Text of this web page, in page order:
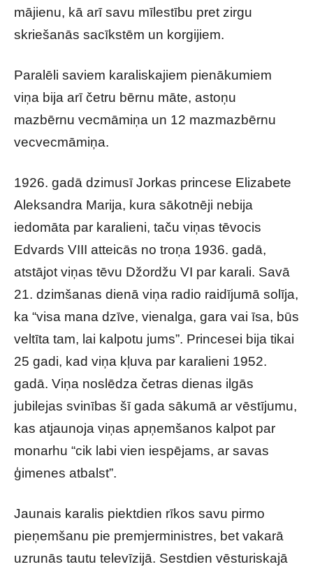
mājienu, kā arī savu mīlestību pret zirgu
skriešanās sacīkstēm un korgijiem.
Paralēli saviem karaliskajiem pienākumiem
viņa bija arī četru bērnu māte, astoņu
mazbērnu vecmāmiņa un 12 mazmazbērnu
vecvecmāmiņa.
1926. gadā dzimusī Jorkas princese Elizabete
Aleksandra Marija, kura sākotnēji nebija
iedomāta par karalieni, taču viņas tēvocis
Edvards VIII atteicās no troņa 1936. gadā,
atstājot viņas tēvu Džordžu VI par karali. Savā
21. dzimšanas dienā viņa radio raidījumā solīja,
ka “visa mana dzīve, vienalga, gara vai īsa, būs
veltīta tam, lai kalpotu jums”. Princesei bija tikai
25 gadi, kad viņa kļuva par karalieni 1952.
gadā. Viņa noslēdza četras dienas ilgās
jubilejas svinības šī gada sākumā ar vēstījumu,
kas atjaunoja viņas apņemšanos kalpot par
monarhu “cik labi vien iespējams, ar savas
ģimenes atbalst”.
Jaunais karalis piektdien rīkos savu pirmo
pieņemšanu pie premjerministres, bet vakarā
uzrunās tautu televīzijā. Sestdien vēsturiskajā